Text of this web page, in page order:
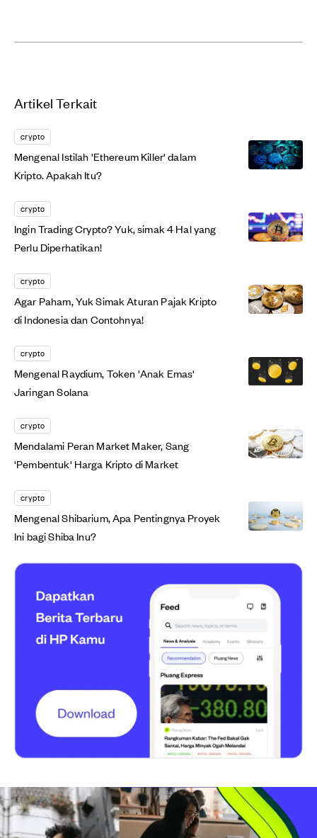
Artikel Terkait
crypto
Mengenal Istilah 'Ethereum Killer' dalam
Kripto. Apakah Itu?
crypto
Ingin Trading Crypto? Yuk, simak 4 Hal yang
Perlu Diperhatikan!
crypto
Agar Paham, Yuk Simak Aturan Pajak Kripto
di Indonesia dan Contohnya!
crypto
Mengenal Raydium, Token 'Anak Emas'
Jaringan Solana
crypto
Mendalami Peran Market Maker, Sang
'Pembentuk' Harga Kripto di Market
crypto
Mengenal Shibarium, Apa Pentingnya Proyek
Ini bagi Shiba Inu?